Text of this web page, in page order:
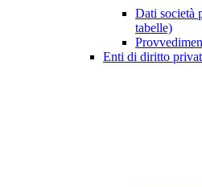
Dati società
tabelle)
Enti di diritto